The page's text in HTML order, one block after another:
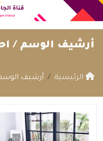
أرشيف الوسم /
الرئيسية أرشيف